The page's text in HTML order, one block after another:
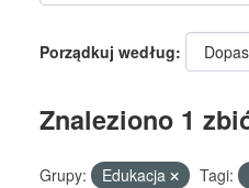
Porządkuj według
Znaleziono 1
Grupy: Edukacja Tagi: